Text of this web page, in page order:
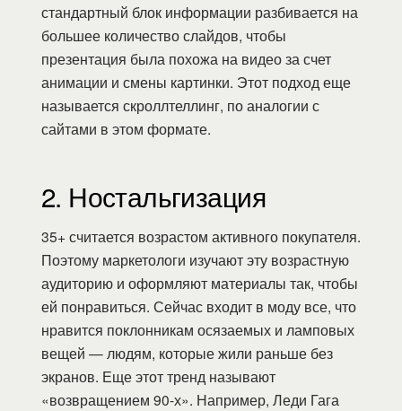
стандартный блок информации разбивается на
большее количество слайдов, чтобы
презентация была похожа на видео за счет
анимации и смены картинки. Этот подход еще
называется скроллтеллинг, по аналогии с
сайтами в этом формате.
2. Ностальгизация
35+ считается возрастом активного покупателя.
Поэтому маркетологи изучают эту возрастную
аудиторию и оформляют материалы так, чтобы
ей понравиться. Сейчас входит в моду все, что
нравится поклонникам осязаемых и ламповых
вещей — людям, которые жили раньше без
экранов. Еще этот тренд называют
«возвращением 90-х». Например, Леди Гага